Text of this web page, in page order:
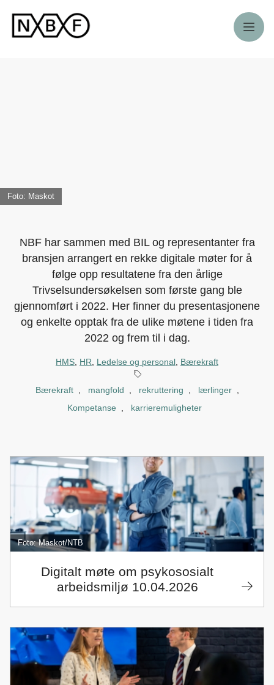
Meny
Foto: Maskot
NBF har sammen med BIL og representanter fra
bransjen arrangert en rekke digitale møter for å
følge opp resultatene fra den årlige
Trivselsundersøkelsen som første gang ble
gjennomført i 2022. Her finner du presentasjonene
og enkelte opptak fra de ulike møtene i tiden fra
2022 og frem til i dag.
HMS HR Ledelse og personal Bærekraft
Bærekraft mangfold rekruttering lærlinger
Kompetanse
karrieremuligheter
Foto: Maskot/NTB
Digitalt møte om psykososialt
arbeidsmiljø 10.04.2026